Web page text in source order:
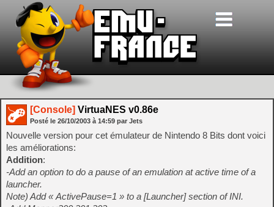
[Console] VirtuaNES v0.86e
Posté le 26/10/2003 à 14:59 par Jets
Nouvelle version pour cet émulateur de Nintendo 8 Bits dont voici
les améliorations:
Addition:
-Add an option to do a pause of an emulation at active time of a
launcher.
Note) Add « ActivePause=1 » to a [Launcher] section of INI.